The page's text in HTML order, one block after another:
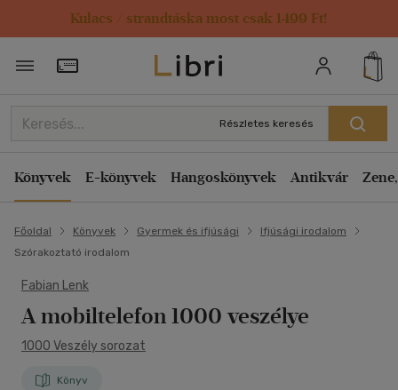
Kulacs / strandtáska most csak 1499 Ft!
Törzsvásárlói Kártya adatai
Részletes keresés
Könyvek E-könyvek Hangoskönyvek Antikvár
Főoldal Könyvek Gyermek és ifjúsági
Ifjúsági irodalom
Szórakoztató irodalom
Fabian Lenk
A mobiltelefon 1000 veszélye
1000 Veszély sorozat
Könyv